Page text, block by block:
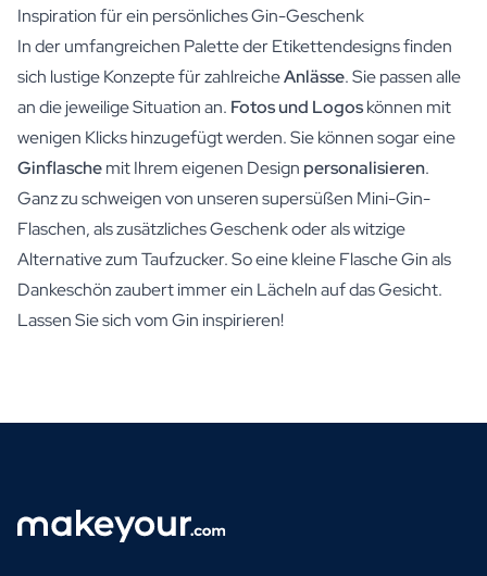
Inspiration für ein persönliches Gin-Geschenk
In der umfangreichen Palette der Etikettendesigns finden
sich lustige Konzepte für zahlreicheAnlässe. Sie passen alle
an die jeweilige Situation an. Fotos und Logoskönnen mit
wenigen Klicks hinzugefügt werden. Sie können sogar eine
Ginflaschemit Ihrem eigenen Design personalisieren.
Ganz zu schweigen von unseren supersüßen Mini-Gin-
Flaschen, als zusätzliches Geschenk oder als witzige
Alternative zum Taufzucker. So eine kleine Flasche Gin als
Dankeschön zaubert immer ein Lächeln auf das Gesicht.
Lassen Sie sich vom Gin inspirieren!